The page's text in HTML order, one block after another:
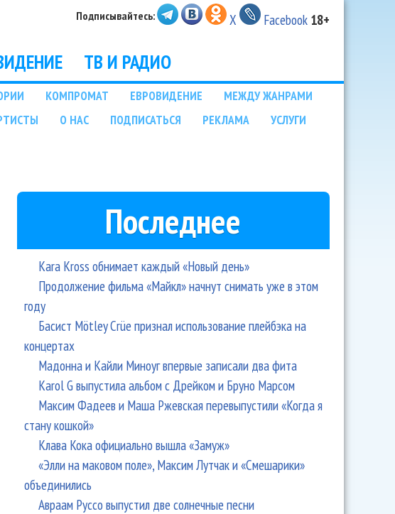
Подписывайтесь: X Facebook 18+
ТВ И РАДИО
КОМПРОМАТ ЕВРОВИДЕНИЕ
МЕЖДУ ЖАНРАМИ
О НАС ПОДПИСАТЬСЯ РЕКЛАМА
УСЛУГИ
Последнее
Kara Kross обнимает каждый «Новый день»
Продолжение фильма «Майкл» начнут снимать уже в этом
году
Басист Mötley Crüe признал использование плейбэка на
концертах
Мадонна и Кайли Миноуг впервые записали два фита
Karol G выпустила альбом с Дрейком и Бруно Марсом
Максим Фадеев и Маша Ржевская перевыпустили «Когда я
стану кошкой»
Клава Кока официально вышла «Замуж»
«Элли на маковом поле», Максим Лутчак и «Смешарики»
объединились
Авраам Руссо выпустил две солнечные песни